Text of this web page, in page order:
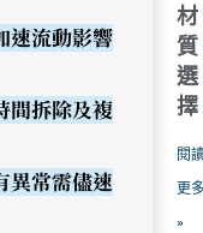
速流動影響
間拆除及複
異常需儘速
材
質
選
擇
閱
更
»